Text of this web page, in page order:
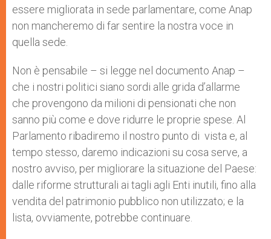
essere migliorata in sede parlamentare, come Anap
non mancheremo di far sentire la nostra voce in
quella sede.
Non è pensabile – si legge nel documento Anap –
che i nostri politici siano sordi alle grida d’allarme
che provengono da milioni di pensionati che non
sanno più come e dove ridurre le proprie spese. Al
Parlamento ribadiremo il nostro punto di vista e, al
tempo stesso, daremo indicazioni su cosa serve, a
nostro avviso, per migliorare la situazione del Paese:
dalle riforme strutturali ai tagli agli Enti inutili, fino alla
vendita del patrimonio pubblico non utilizzato; e la
lista, ovviamente, potrebbe continuare.